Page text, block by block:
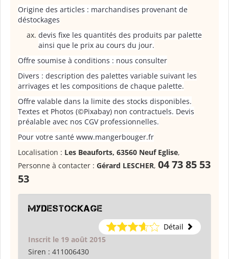
Origine des articles : marchandises provenant de
déstockages
devis fixe les quantités des produits par palette
ainsi que le prix au cours du jour.
Offre soumise à conditions : nous consulter
Divers : description des palettes variable suivant les
arrivages et les compositions de chaque palette.
Offre valable dans la limite des stocks disponibles.
Textes et Photos (©Pixabay) non contractuels. Devis
préalable avec nos CGV professionnelles.
Pour votre santé www.mangerbouger.fr
Localisation : Les Beauforts, 63560 Neuf Eglise,
Personne à contacter : Gérard LESCHER, 04 73 85 53
53
Mydestockage
Détail
Inscrit le 19 août 2015
Siren : 411006430